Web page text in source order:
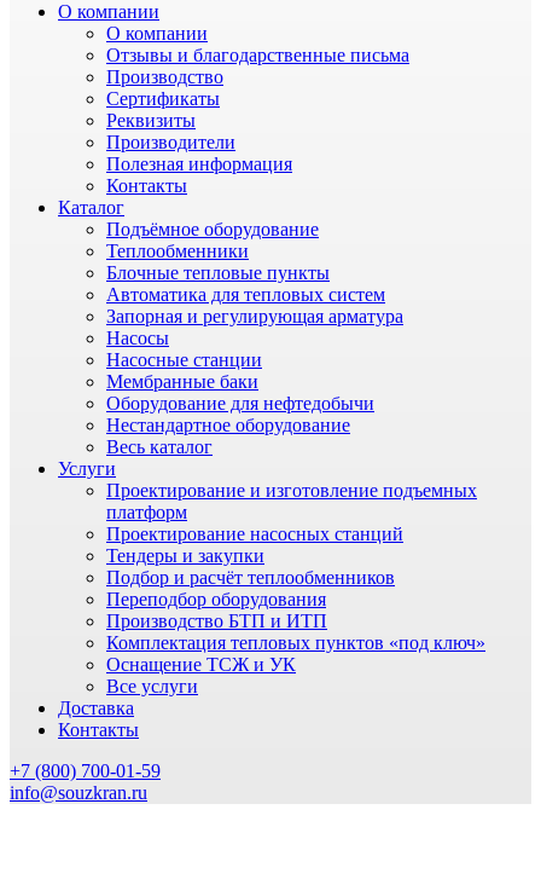
О компании
О компании
Отзывы и благодарственные письма
Производство
Сертификаты
Реквизиты
Производители
Полезная информация
Контакты
Каталог
Подъёмное оборудование
Теплообменники
Блочные тепловые пункты
Автоматика для тепловых систем
Запорная и регулирующая арматура
Насосы
Насосные станции
Мембранные баки
Оборудование для нефтедобычи
Нестандартное оборудование
Весь каталог
Услуги
Проектирование и изготовление подъемных
платформ
Проектирование насосных станций
Тендеры и закупки
Подбор и расчёт теплообменников
Переподбор оборудования
Производство БТП и ИТП
Комплектация тепловых пунктов «под ключ»
Оснащение ТСЖ и УК
Все услуги
Доставка
Контакты
+7 (800) 700-01-59
info@souzkran.ru